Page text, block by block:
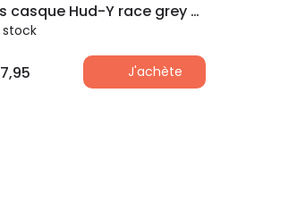
Abus casque Hud-Y race grey L 57-61 cm
stock
J'achète